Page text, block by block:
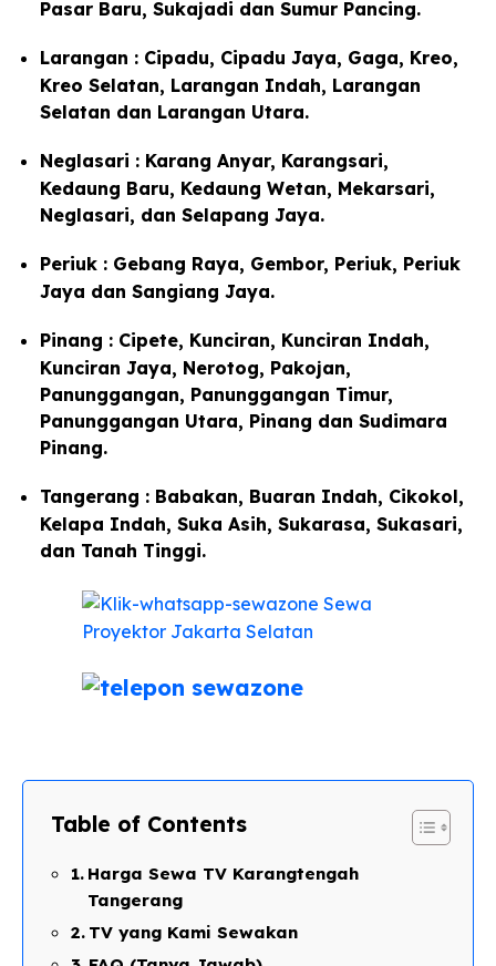
Pasar Baru, Sukajadi dan Sumur Pancing.
Larangan : Cipadu, Cipadu Jaya, Gaga, Kreo,
Kreo Selatan, Larangan Indah, Larangan
Selatan dan Larangan Utara.
Neglasari : Karang Anyar, Karangsari,
Kedaung Baru, Kedaung Wetan, Mekarsari,
Neglasari, dan Selapang Jaya.
Periuk : Gebang Raya, Gembor, Periuk, Periuk
Jaya dan Sangiang Jaya.
Pinang : Cipete, Kunciran, Kunciran Indah,
Kunciran Jaya, Nerotog, Pakojan,
Panunggangan, Panunggangan Timur,
Panunggangan Utara, Pinang dan Sudimara
Pinang.
Tangerang : Babakan, Buaran Indah, Cikokol,
Kelapa Indah, Suka Asih, Sukarasa, Sukasari,
dan Tanah Tinggi.
Table of Contents
Harga Sewa TV Karangtengah
Tangerang
TV yang Kami Sewakan